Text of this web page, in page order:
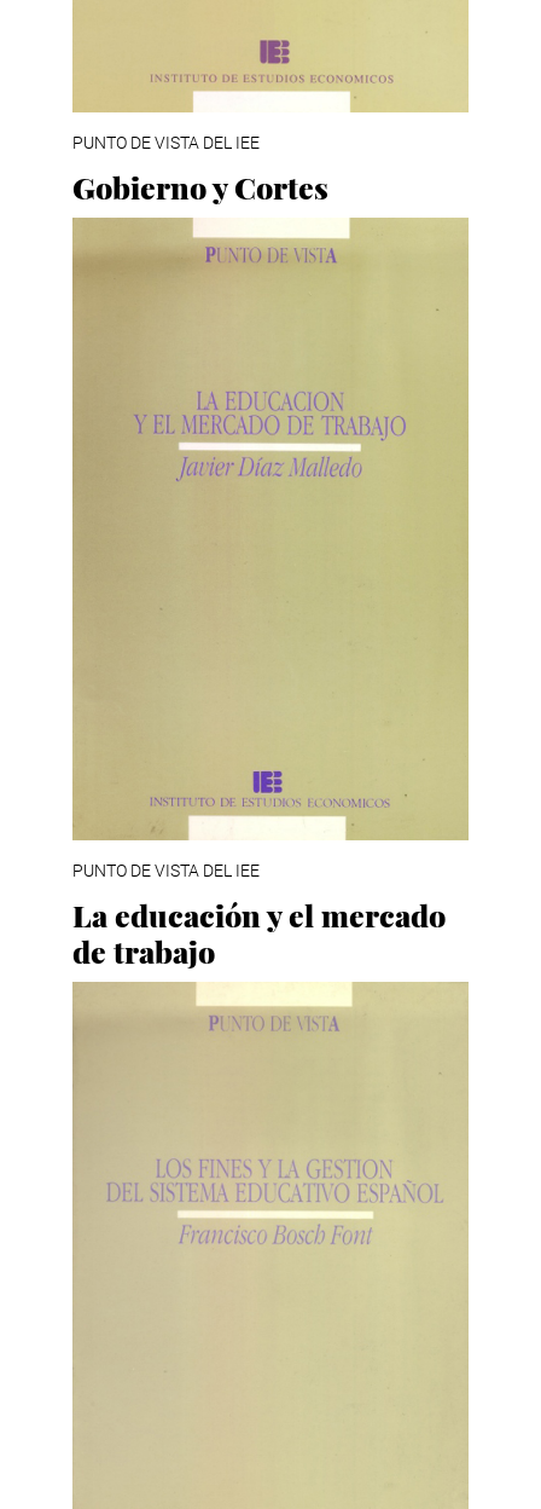
PUNTO DE VISTA DEL IEE
Gobierno y Cortes
PUNTO DE VISTA DEL IEE
La educación y el mercado
de trabajo